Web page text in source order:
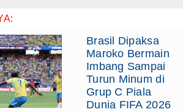
Brasil Dipaksa
Maroko Bermain
Imbang Sampai
Turun Minum di
Grup C Piala
Dunia FIFA 2026